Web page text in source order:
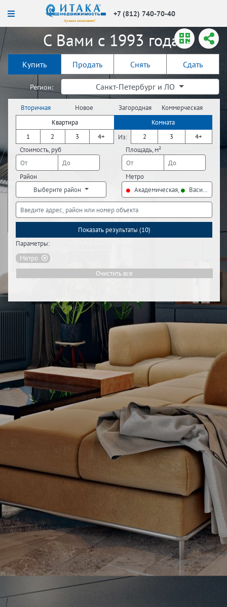
+7 (812) 740-70-40
С Вами с 1993 года!
Купить Продать Снять Сдать
Регион: Санкт-Петербург и ЛО
Вторичная
недвижимость
Новое
строительство
Загородная
недвижимость
Коммерческая
недвижимость
Квартира
Комната
1
2 3 4+ Из: 2 3
4+
Стоимость, руб
Площадь, м²
Район
Выберите район
Метро
Академическая,
Показать результаты (10)
Параметры:
Метро
Очистить все